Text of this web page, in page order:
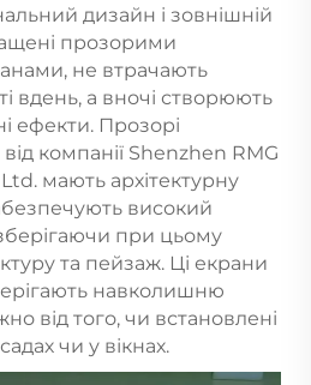
дизайн і зовнішній
прозорими
не втрачають
вдень, а вночі створюють
ефекти. Прозорі
від компанії Shenzhen RMG
мають архітектурну
високий
при цьому
та пейзаж. Ці екрани
навколишню
від того, чи встановлені
чи у вікнах.